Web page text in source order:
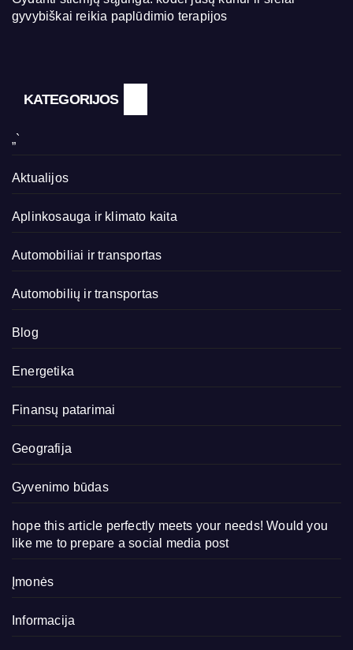
gyvybiškai reikia paplūdimio terapijos
KATEGORIJOS
„`
Aktualijos
Aplinkosauga ir klimato kaita
Automobiliai ir transportas
Automobilių ir transportas
Blog
Energetika
Finansų patarimai
Geografija
Gyvenimo būdas
hope this article perfectly meets your needs! Would you
like me to prepare a social media post
Įmonės
Informacija